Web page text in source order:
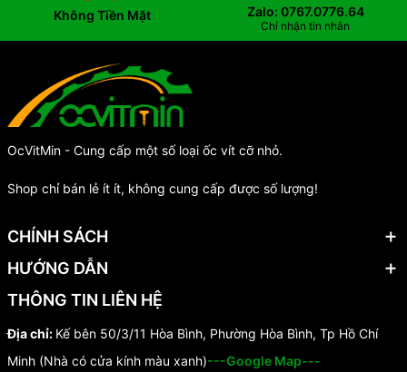
Không Tiền Mặt Zalo: 0767.0776.64
Chỉ nhận tin nhắn
OcVitMin - Cung cấp một số loại ốc vít cỡ nhỏ.
Shop chỉ bán lẻ ít ít, không cung cấp được số lượng!
CHÍNH SÁCH
HƯỚNG DẪN
THÔNG TIN LIÊN HỆ
Địa chỉ: Kế bên 50/3/11 Hòa Bình, Phường Hòa Bình, Tp Hồ Chí
Minh (Nhà có cửa kính màu xanh)---Google Map---